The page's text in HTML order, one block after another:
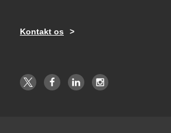
Kontakt os